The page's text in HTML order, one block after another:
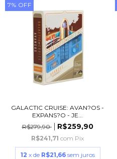
7% OFF
GALACTIC CRUISE: AVAN?OS -
EXPANS?O - JE...
R$279,90
R$259,90
R$241,71 com Pix
12 x de R$21,66 sem juros